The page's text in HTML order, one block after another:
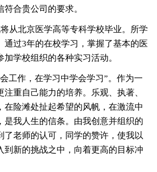
合贵公司的要求。
从北京医学高等专科学校毕业。所学
通过3年的在校学习，掌握了基本的医
学校组织的各种实习活动。
工作，在学习中学会学习”。作为一
注重自己能力的培养。乐观、执著、
在险滩处扯起希望的风帆，在激流中
是我人生的信条。由我创意并组织的
了老师的认可，同学的赞许，使我以
到新的挑战之中，向着更高的目标冲